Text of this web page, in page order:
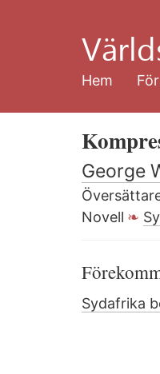
huvudinnehåll
Hem
George
Novell
Sydafrika